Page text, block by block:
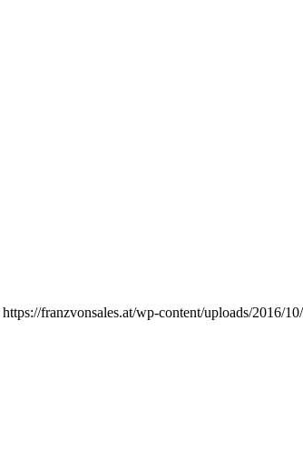
https://franzvonsales.at/wp-content/uploads/2016/